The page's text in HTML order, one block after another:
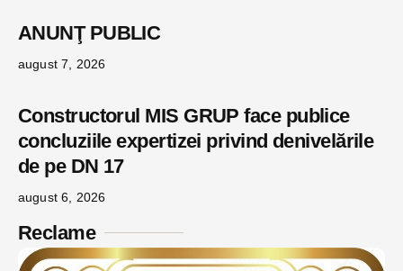
ANUNŢ PUBLIC
august 7, 2026
Constructorul MIS GRUP face publice
concluziile expertizei privind denivelările
de pe DN 17
august 6, 2026
Reclame